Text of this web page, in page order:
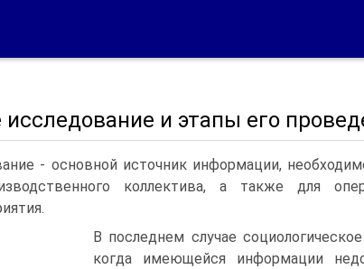
исследование и этапы его
- основной источник информации,
коллектива, а также для
В последнем случае
когда имеющейся информации